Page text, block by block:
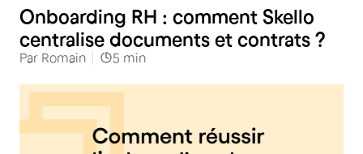
Onboarding RH : comment Skello
centralise documents et contrats ?
Par Romain 5 min